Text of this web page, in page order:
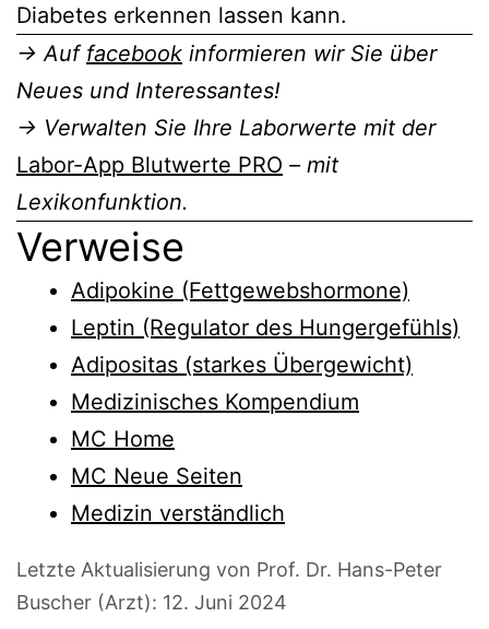
Diabetes erkennen lassen kann.
→ Auf facebook informieren wir Sie über
Neues und Interessantes!
→ Verwalten Sie Ihre Laborwerte mit der
Labor-App Blutwerte PRO – mit
Lexikonfunktion.
Verweise
Adipokine (Fettgewebshormone)
Leptin (Regulator des Hungergefühls)
Adipositas (starkes Übergewicht)
Medizinisches Kompendium
MC Home
MC Neue Seiten
Medizin verständlich
Letzte Aktualisierung von Prof. Dr. Hans-Peter
Buscher (Arzt): 12. Juni 2024